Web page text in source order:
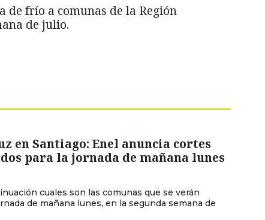
de frío a comunas de la Región
de julio.
en Santiago: Enel anuncia cortes
para la jornada de mañana lunes
cuales son las comunas que se verán
de mañana lunes, en la segunda semana de